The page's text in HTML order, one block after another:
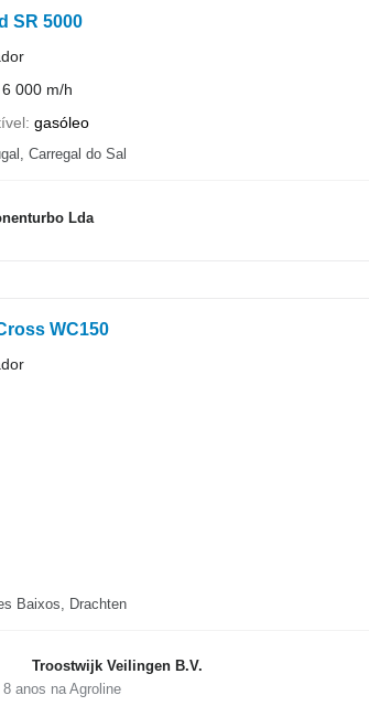
SR 5000
6 000 m/h
gasóleo
Carregal do Sal
Lda
WC150
Baixos, Drachten
Troostwijk Veilingen B.V.
8anos na Agroline